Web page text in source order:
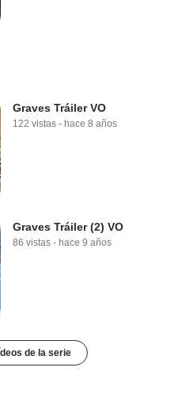
Graves Tráiler VO
122 vistas - hace 8 años
Graves Tráiler (2) VO
86 vistas - hace 9 años
de la serie